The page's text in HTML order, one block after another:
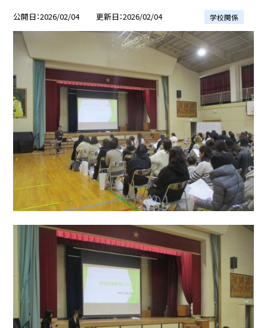
公開日 2026/02/04 更新日 2026/02/04 学校関係